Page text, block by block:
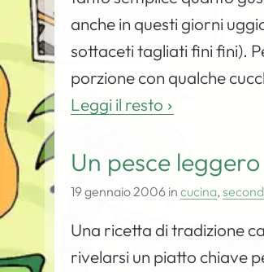
anche in questi giorni
sottaceti tagliati fini fini).
porzione con qualche
Leggi il resto
Un pesce
19 gennaio 2006 incucina,
Una ricetta di tradizione
rivelarsi un piatto chiave